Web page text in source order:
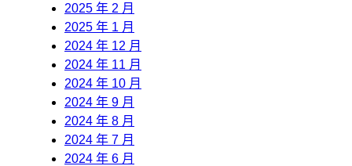
2025 年 2 月
2025 年 1 月
2024 年 12 月
2024 年 11 月
2024 年 10 月
2024 年 9 月
2024 年 8 月
2024 年 7 月
2024 年 6 月